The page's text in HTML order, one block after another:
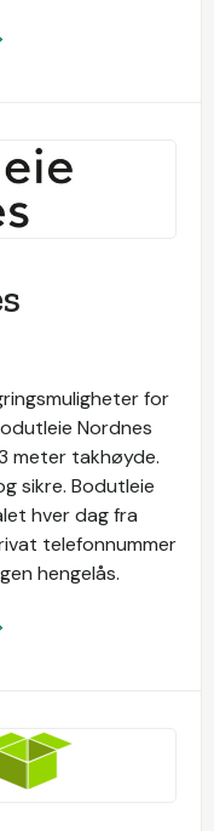
for
Nordnes
meter takhøyde.
sikre. Bodutleie
hver dag fra
telefonnummer
hengelås.